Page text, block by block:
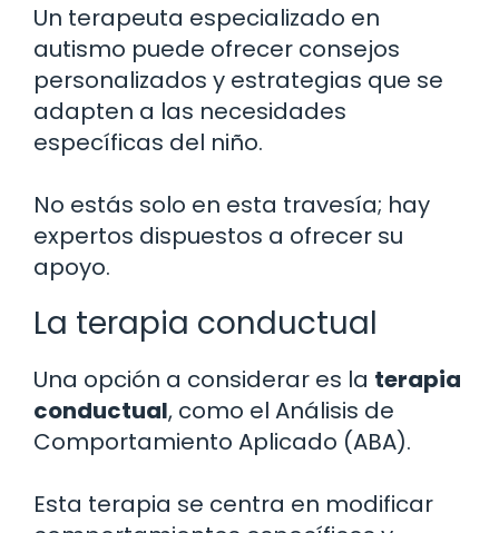
Un terapeuta especializado en
autismo puede ofrecer consejos
personalizados y estrategias que se
adapten a las necesidades
específicas del niño.
No estás solo en esta travesía; hay
expertos dispuestos a ofrecer su
apoyo.
La terapia conductual
Una opción a considerar es la terapia
conductual, como el Análisis de
Comportamiento Aplicado (ABA).
Esta terapia se centra en modificar